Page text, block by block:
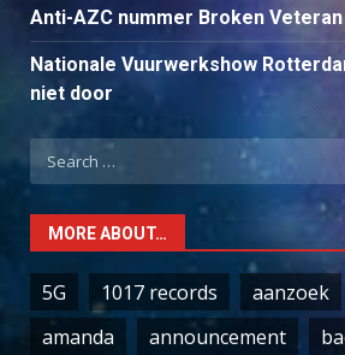
Anti-AZC nummer Broken
Nationale Vuurwerkshow
niet door
Search
for:
MORE ABOUT…
5G 1017 records aanzoek
amanda
announcement